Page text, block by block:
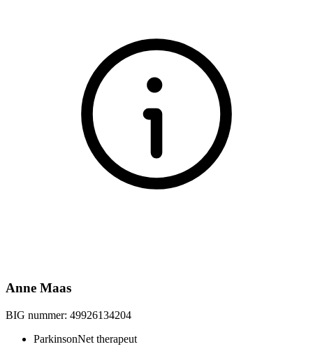
Anne Maas
BIG nummer: 49926134204
ParkinsonNet therapeut